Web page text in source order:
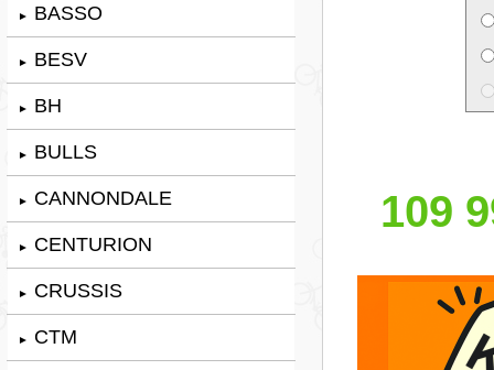
► BASSO
► BESV
► BH
► BULLS
► CANNONDALE
► CENTURION
► CRUSSIS
► CTM
109